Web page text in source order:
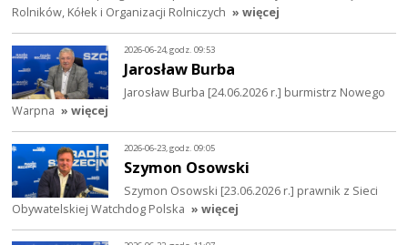
Rolników, Kółek i Organizacji Rolniczych » więcej
2026-06-24, godz. 09:53
Jarosław Burba
Jarosław Burba [24.06.2026 r.] burmistrz Nowego
Warpna » więcej
2026-06-23, godz. 09:05
Szymon Osowski
Szymon Osowski [23.06.2026 r.] prawnik z Sieci
Obywatelskiej Watchdog Polska » więcej